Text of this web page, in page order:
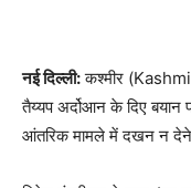
नई दिल्ली:कश्मीर
तैय्यप अर्दोआन के दिए बयान
आंतरिक मामले में दखन न देने